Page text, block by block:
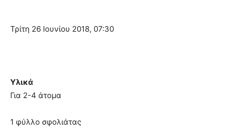
Τρίτη 26 Ιουνίου 2018, 07:30
Υλικά
Για 2-4 άτομα
1 φύλλο σφολιάτας